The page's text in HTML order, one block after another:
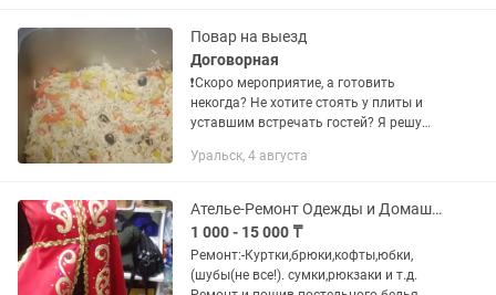
домашнее,свежее,вкусное,сытное.Возм
ожно...
Повар на выезд
Договорная
❗️Скоро мероприятие, а готовить
некогда? Не хотите стоять у плиты и
уставшим встречать гостей? Я решу
Готовлю вкусный, сытный стол: 🍚
Уральск, 4 августа
Ателье-Ремонт Одежды и Домашнего текстиля. Кнопки Люверсы Замки
1 000 - 15 000 ₸
Ремонт:-Куртки,брюки,кофты,юбки,
(шубы(не все!). сумки,рюкзаки и т.д.